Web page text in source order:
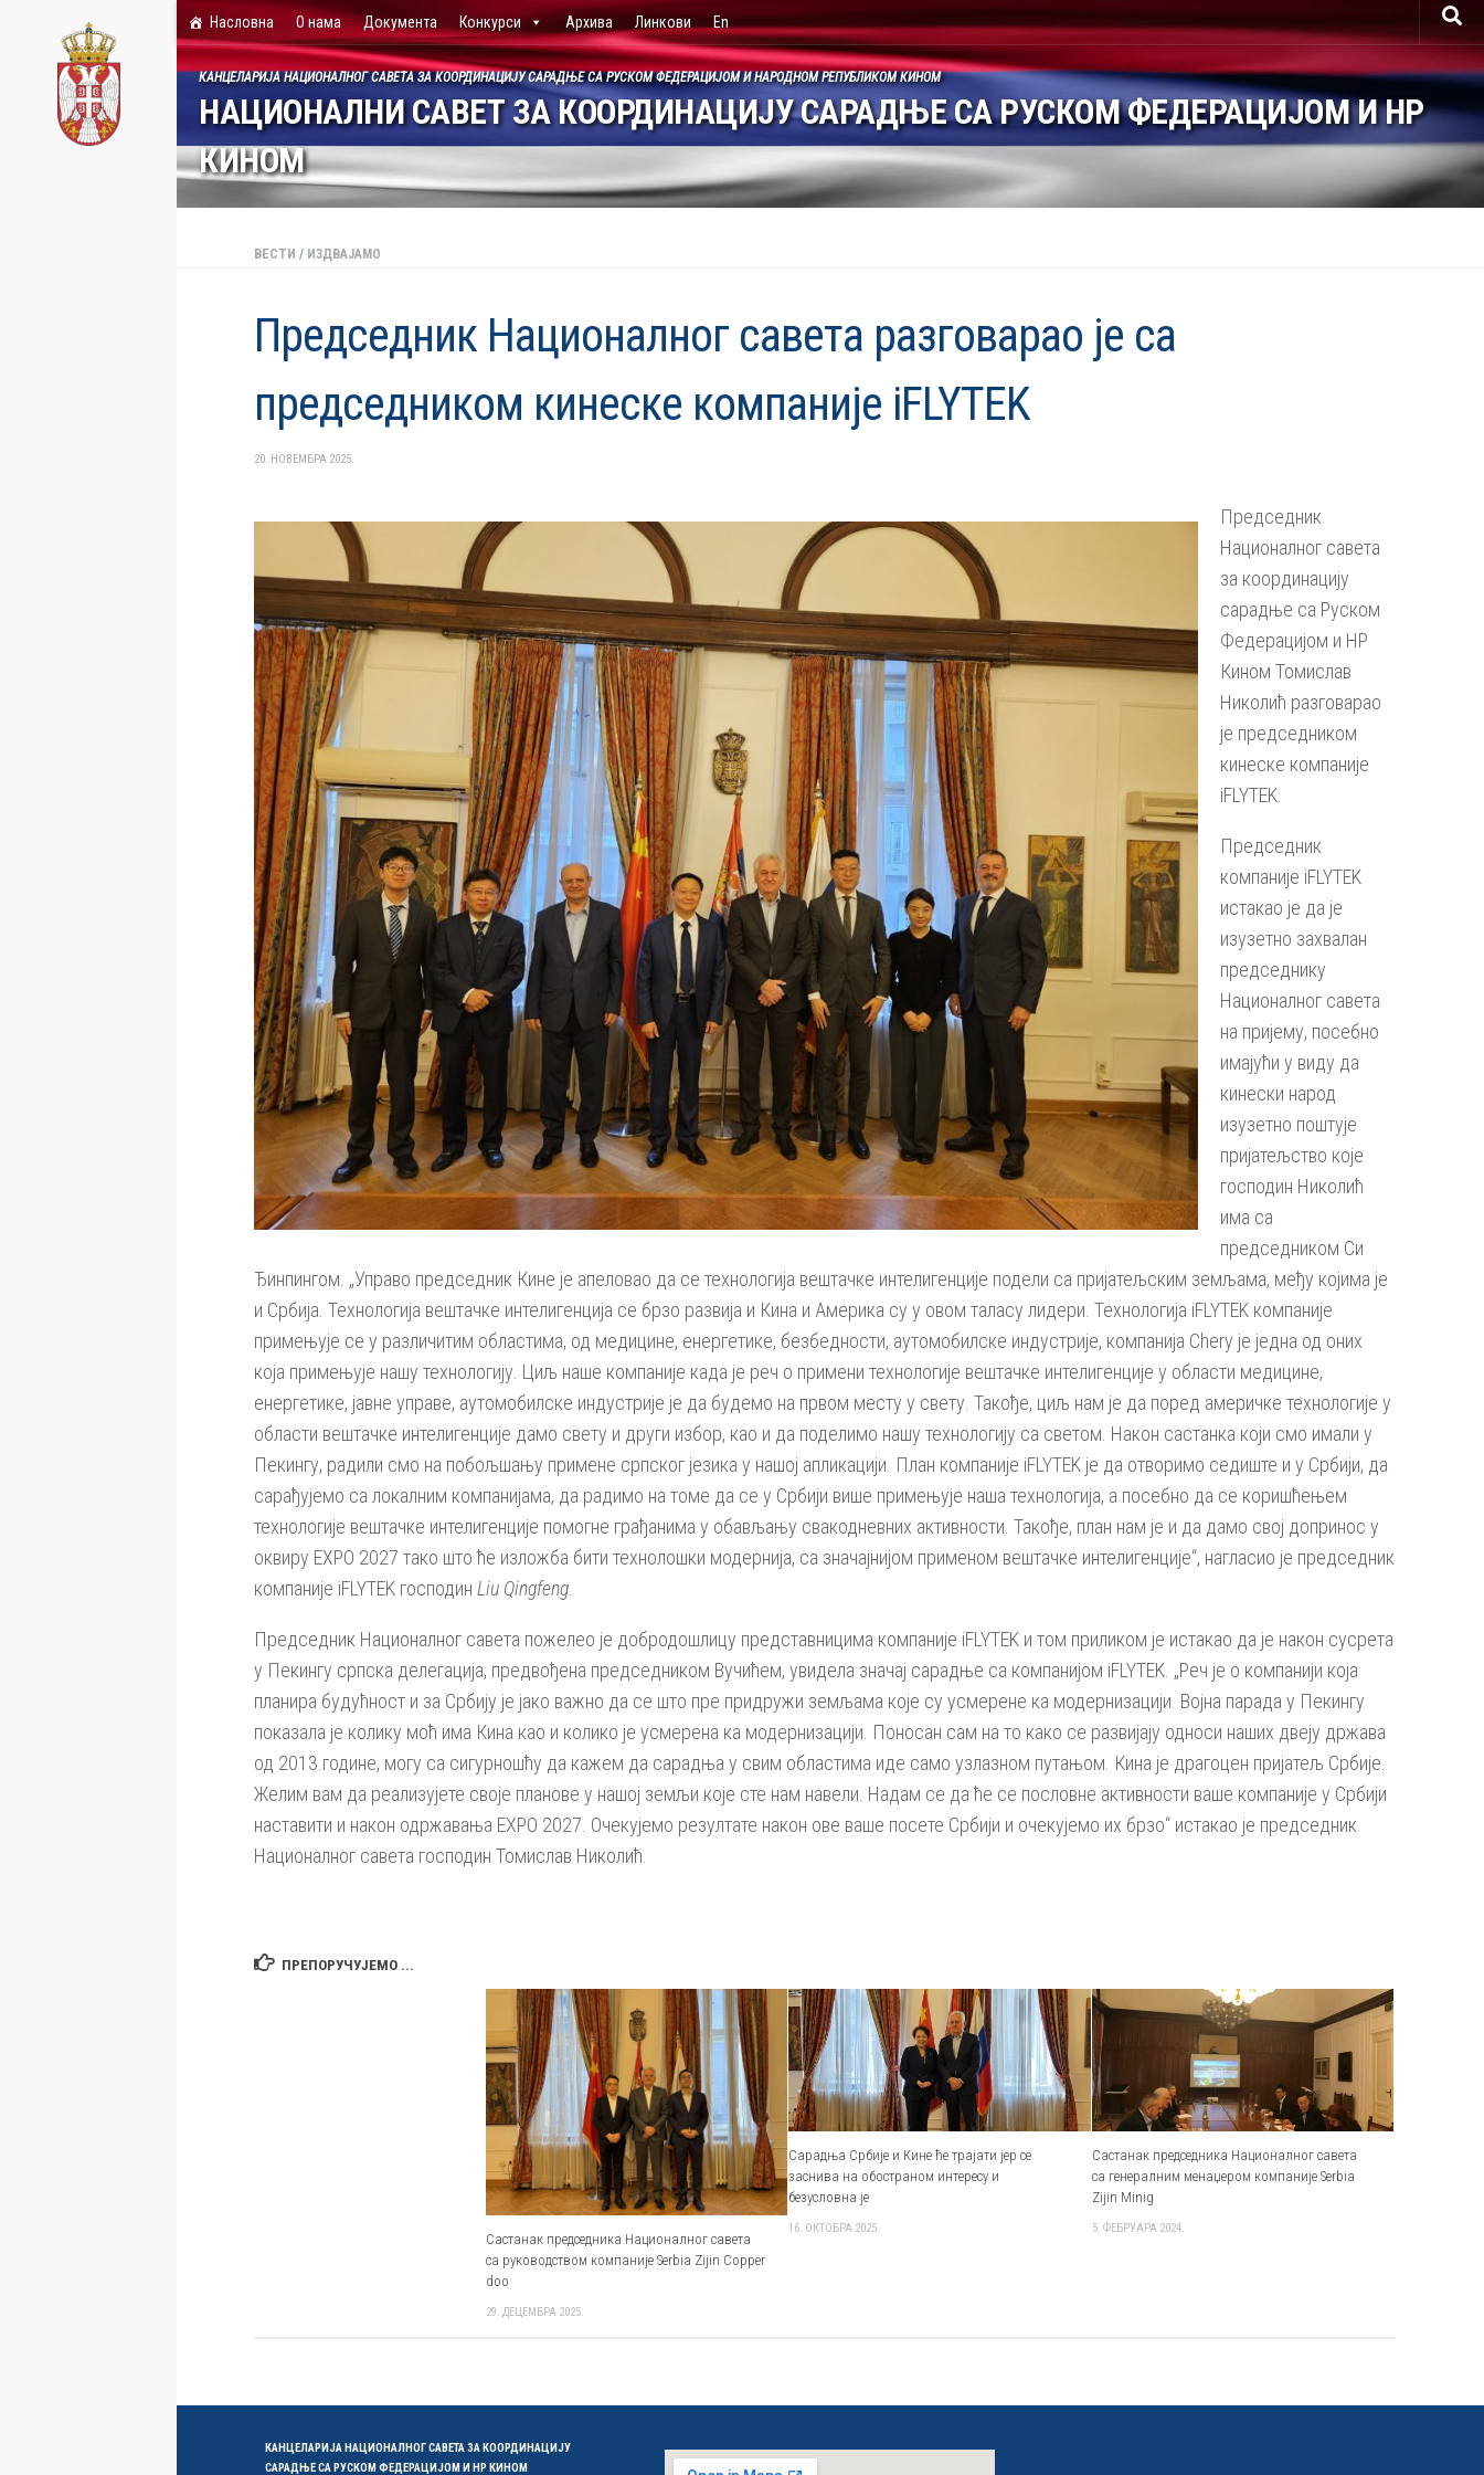
Skip to content Насловна О нама Документа Конкурси Архива Линкови En
НАЦИОНАЛНИ САВЕТ ЗА КООРДИНАЦИЈУ САРАДЊЕ СА РУСКОМ ФЕДЕРАЦИЈОМ И НР
КИНОМ
КАНЦЕЛАРИЈА НАЦИОНАЛНОГ САВЕТА ЗА КООРДИНАЦИЈУ САРАДЊЕ СА РУСКОМ ФЕДЕРАЦИЈОМ И НАРОДНОМ РЕПУБЛИКОМ КИНОМ
ВЕСТИ / ИЗДВАЈАМО
Председник Националног савета разговарао је са
председником кинеске компаније iFLYTEK
20. НОВЕМБРА 2025.
Председник
Националног савета
за координацију
сарадње са Руском
Федерацијом и НР
Кином Томислав
Николић разговарао
је председником
кинеске компаније
iFLYTEK.
Председник
компаније iFLYTEK
истакао је да је
изузетно захвалан
председнику
Националног савета
на пријему, посебно
имајући у виду да
кинески народ
изузетно поштује
пријатељство које
господин Николић
има са
председником Си
Ђинпингом. „Управо председник Кине је апеловао да се технологија вештачке интелигенције подели са пријатељским земљама, међу којима је
и Србија. Технологија вештачке интелигенција се брзо развија и Кина и Америка су у овом таласу лидери. Технологија iFLYTEK компаније
примењује се у различитим областима, од медицине, енергетике, безбедности, аутомобилске индустрије, компанија Chery је једна од оних
која примењује нашу технологију. Циљ наше компаније када је реч о примени технологије вештачке интелигенције у области медицине,
енергетике, јавне управе, аутомобилске индустрије је да будемо на првом месту у свету. Такође, циљ нам је да поред америчке технологије у
области вештачке интелигенције дамо свету и други избор, као и да поделимо нашу технологију са светом. Након састанка који смо имали у
Пекингу, радили смо на побољшању примене српског језика у нашој апликацији. План компаније iFLYTEK је да отворимо седиште и у Србији, да
сарађујемо са локалним компанијама, да радимо на томе да се у Србији више примењује наша технологија, а посебно да се коришћењем
технологије вештачке интелигенције помогне грађанима у обављању свакодневних активности. Такође, план нам је и да дамо свој допринос у
оквиру EXPO 2027 тако што ће изложба бити технолошки модернија, са значајнијом применом вештачке интелигенције“, нагласио је председник
компаније iFLYTEK господин Liu Qingfeng
Председник Националног савета пожелео је добродошлицу представницима компаније iFLYTEK и том приликом је истакао да је након сусрета
у Пекингу српска делегација, предвођена председником Вучићем, увидела значај сарадње са компанијом iFLYTEK. „Реч је о компанији која
планира будућност и за Србију је јако важно да се што пре придружи земљама које су усмерене ка модернизацији. Војна парада у Пекингу
показала је колику моћ има Кина као и колико је усмерена ка модернизацији. Поносан сам на то како се развијају односи наших двеју држава
од 2013.године, могу са сигурношћу да кажем да сарадња у свим областима иде само узлазном путањом. Кина је драгоцен пријатељ Србије.
Желим вам да реализујете своје планове у нашој земљи које сте нам навели. Надам се да ће се пословне активности ваше компаније у Србији
наставити и након одржавања EXPO 2027. Очекујемо резултате након ове ваше посете Србији и очекујемо их брзо“ истакао је председник
Националног савета господин Томислав Николић.
ПРЕПОРУЧУЈЕМО ...
Састанак председника Националног савета
са руководством компаније Serbia Zijin Copper
doo
29. ДЕЦЕМБРА 2025.
Сарадња Србије и Кине ће трајати јер се
заснива на обостраном интересу и
безусловна је
16. ОКТОБРА 2025.
Састанак председника Националног савета
са генералним менаџером компаније Serbia
Zijin Minig
5. ФЕБРУАРА 2024.
КАНЦЕЛАРИЈА НАЦИОНАЛНОГ САВЕТА ЗА КООРДИНАЦИЈУ
САРАДЊЕ СА РУСКОМ ФЕДЕРАЦИЈОМ И НР КИНОМ